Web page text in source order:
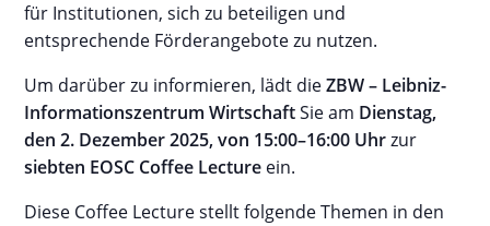
für Institutionen, sich zu beteiligen und
entsprechende Förderangebote zu nutzen.
Um darüber zu informieren, lädt dieZBW – Leibniz-
Informationszentrum WirtschaftSie am Dienstag,
den 2. Dezember 2025, von 15:00–16:00 Uhrzur
siebten EOSC Coffee Lecture ein.
Diese Coffee Lecture stellt folgende Themen in den